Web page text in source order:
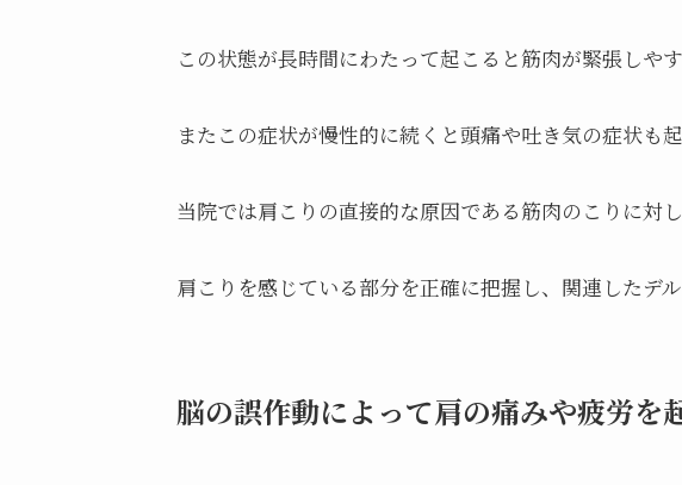
この状態が長時間にわたって起こると筋肉が緊張しや
またこの症状が慢性的に続くと頭痛や吐き気の症状も
当院では肩こりの直接的な原因である筋肉のこりに対
肩こりを感じている部分を正確に把握し、関連したデ
脳の誤作動によって肩の痛みや疲労を